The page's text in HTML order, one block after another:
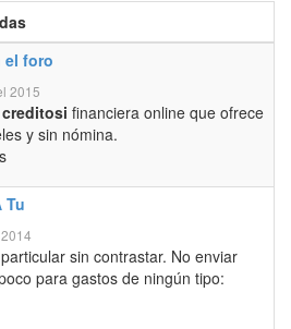
el foro
2015
financiera online que ofrece
y sin nómina.
Tu
sin contrastar. No enviar
para gastos de ningún tipo: